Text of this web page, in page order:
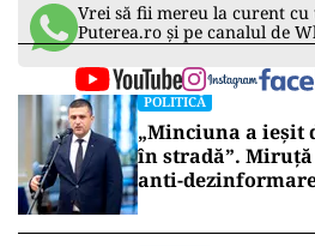
Vrei să fii mereu la curent
Puterea.ro și pe canalul de
POLITICĂ
„Minciuna a ieșit
în stradă”.
anti-